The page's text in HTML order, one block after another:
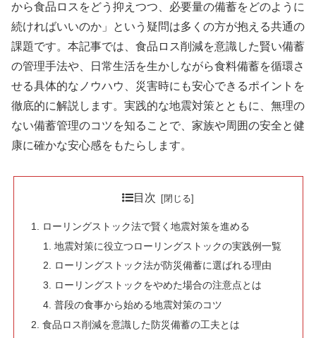
から食品ロスをどう抑えつつ、必要量の備蓄をどのように
続ければいいのか」という疑問は多くの方が抱える共通の
課題です。本記事では、食品ロス削減を意識した賢い備蓄
の管理手法や、日常生活を生かしながら食料備蓄を循環さ
せる具体的なノウハウ、災害時にも安心できるポイントを
徹底的に解説します。実践的な地震対策とともに、無理の
ない備蓄管理のコツを知ることで、家族や周囲の安全と健
康に確かな安心感をもたらします。
目次
ローリングストック法で賢く地震対策を進める
地震対策に役立つローリングストックの実践例一覧
ローリングストック法が防災備蓄に選ばれる理由
ローリングストックをやめた場合の注意点とは
普段の食事から始める地震対策のコツ
食品ロス削減を意識した防災備蓄の工夫とは